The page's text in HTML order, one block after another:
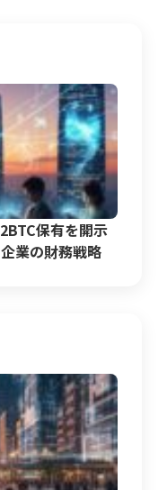
保有を開示
業の財務戦略